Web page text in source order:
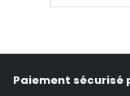
Paiement sécurisé